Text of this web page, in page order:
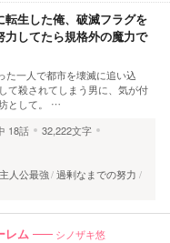
生した俺、破滅フラグを
してたら規格外の魔力で
た一人で都市を壊滅に追い込
て殺されてしまう男に、気が付
として。 …
18話
32,222文字
主人公最強 過剰なまでの努力
レム シノザキ悠